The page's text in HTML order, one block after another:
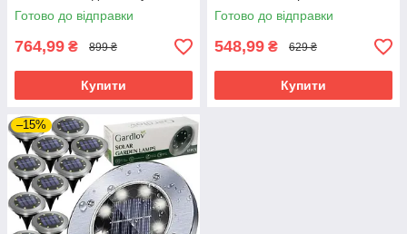
Готово до відправки
764,99 ₴ 899 ₴
Купити
25477
Готово до відправки
548,99 ₴ 629 ₴
Купити
–15%